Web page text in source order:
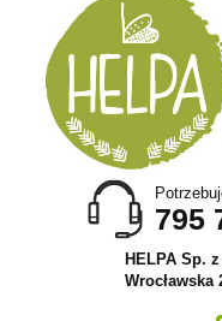
795
HELPA Sp.
Wrocławska